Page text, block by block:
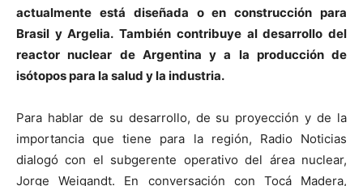
actualmente está diseñada o en construcción para
Brasil y Argelia. También contribuye al desarrollo del
reactor nuclear de Argentina y a la producción de
isótopos para la salud y la industria.
Para hablar de su desarrollo, de su proyección y de la
importancia que tiene para la región, Radio Noticias
dialogó con el subgerente operativo del área nuclear,
Jorge Weigandt. En conversación con Tocá Madera,